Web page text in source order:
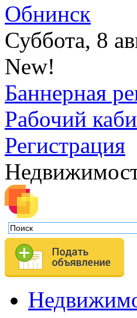
Обнинск
Суббота, 8
New!
Баннерная
Рабочий
Регистрация